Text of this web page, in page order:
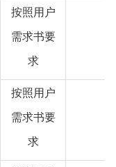
按照用户
需求书要
求
按照用户
需求书要
求